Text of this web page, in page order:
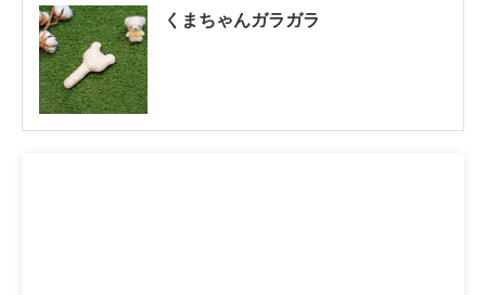
くまちゃんガラガラ